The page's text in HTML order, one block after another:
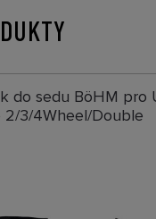
do sedu BöHM pro
2/3/4Wheel/Double